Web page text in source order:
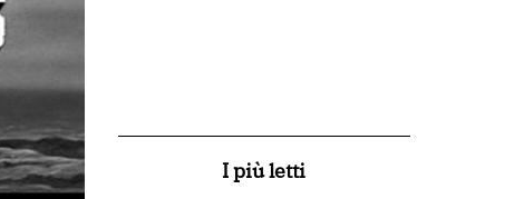
I più letti